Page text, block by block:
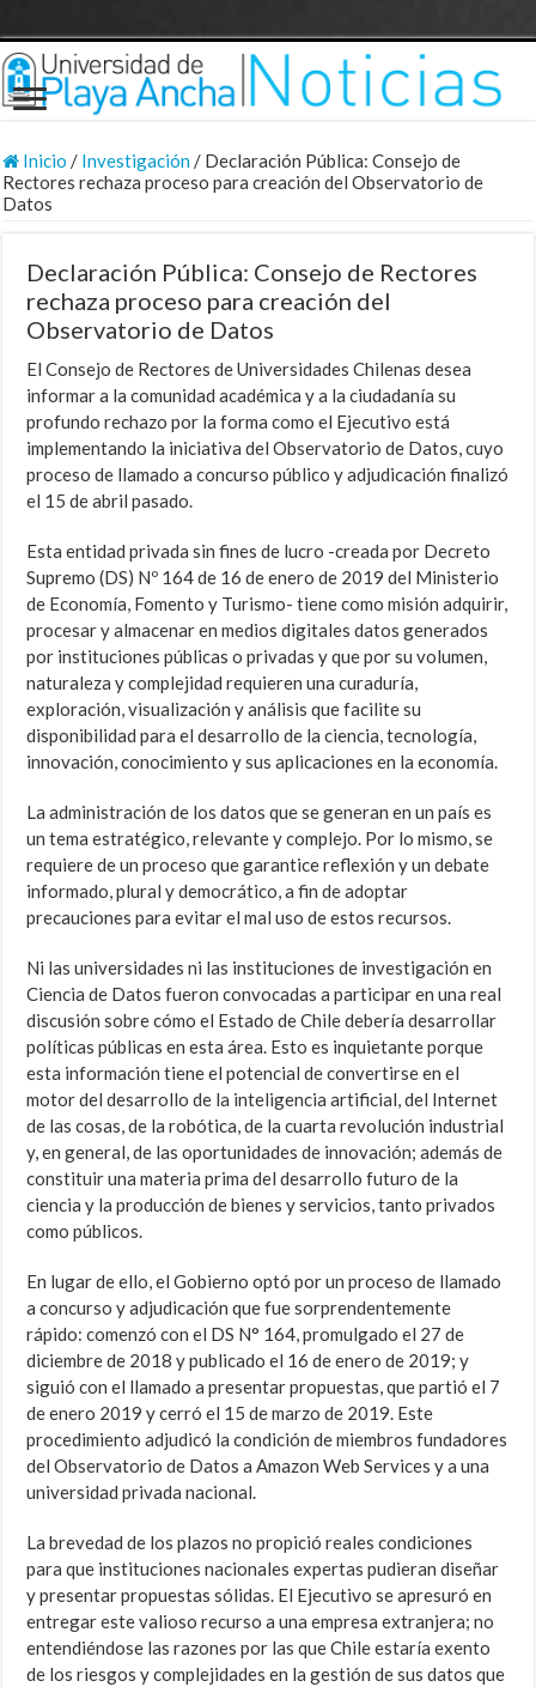
Inicio / Investigación/ Declaración Pública: Consejo de
Rectores rechaza proceso para creación del Observatorio de
Datos
Declaración Pública: Consejo de Rectores
rechaza proceso para creación del
Observatorio de Datos
El Consejo de Rectores de Universidades Chilenas desea
informar a la comunidad académica y a la ciudadanía su
profundo rechazo por la forma como el Ejecutivo está
implementando la iniciativa del Observatorio de Datos, cuyo
proceso de llamado a concurso público y adjudicación finalizó
el 15 de abril pasado.
Esta entidad privada sin fines de lucro -creada por Decreto
Supremo (DS) Nº 164 de 16 de enero de 2019 del Ministerio
de Economía, Fomento y Turismo- tiene como misión adquirir,
procesar y almacenar en medios digitales datos generados
por instituciones públicas o privadas y que por su volumen,
naturaleza y complejidad requieren una curaduría,
exploración, visualización y análisis que facilite su
disponibilidad para el desarrollo de la ciencia, tecnología,
innovación, conocimiento y sus aplicaciones en la economía.
La administración de los datos que se generan en un país es
un tema estratégico, relevante y complejo. Por lo mismo, se
requiere de un proceso que garantice reflexión y un debate
informado, plural y democrático, a fin de adoptar
precauciones para evitar el mal uso de estos recursos.
Ni las universidades ni las instituciones de investigación en
Ciencia de Datos fueron convocadas a participar en una real
discusión sobre cómo el Estado de Chile debería desarrollar
políticas públicas en esta área. Esto es inquietante porque
esta información tiene el potencial de convertirse en el
motor del desarrollo de la inteligencia artificial, del Internet
de las cosas, de la robótica, de la cuarta revolución industrial
y, en general, de las oportunidades de innovación; además de
constituir una materia prima del desarrollo futuro de la
ciencia y la producción de bienes y servicios, tanto privados
como públicos.
En lugar de ello, el Gobierno optó por un proceso de llamado
a concurso y adjudicación que fue sorprendentemente
rápido: comenzó con el DS N° 164, promulgado el 27 de
diciembre de 2018 y publicado el 16 de enero de 2019; y
siguió con el llamado a presentar propuestas, que partió el 7
de enero 2019 y cerró el 15 de marzo de 2019. Este
procedimiento adjudicó la condición de miembros fundadores
del Observatorio de Datos a Amazon Web Services y a una
universidad privada nacional.
La brevedad de los plazos no propició reales condiciones
para que instituciones nacionales expertas pudieran diseñar
y presentar propuestas sólidas. El Ejecutivo se apresuró en
entregar este valioso recurso a una empresa extranjera; no
entendiéndose las razones por las que Chile estaría exento
de los riesgos y complejidades en la gestión de sus datos que